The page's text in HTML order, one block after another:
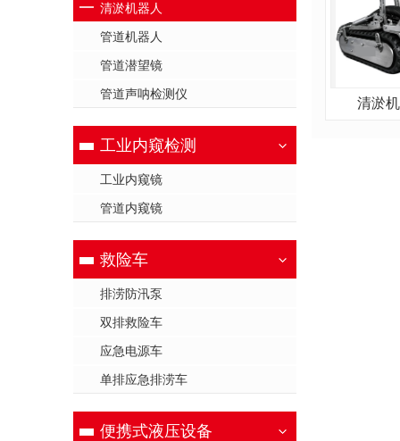
清淤机器人
管道机器人
管道潜望镜
管道声呐检测仪
工业内窥检测
工业内窥镜
管道内窥镜
救险车
排涝防汛泵
双排救险车
应急电源车
单排应急排涝车
便携式液压设备
清淤